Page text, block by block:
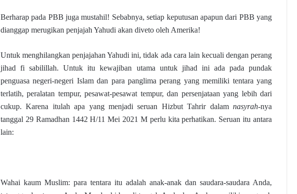
Berharap pada PBB juga mustahil! Sebabnya, setiap keputusan apapun dari PBB yang
dianggap merugikan penjajah Yahudi akan diveto oleh Amerika!
Untuk menghilangkan penjajahan Yahudi ini, tidak ada cara lain kecuali dengan perang
jihad fi sabilillah. Untuk itu kewajiban utama untuk jihad ini ada pada pundak
penguasa negeri-negeri Islam dan para panglima perang yang memiliki tentara yang
terlatih, peralatan tempur, pesawat-pesawat tempur, dan persenjataan yang lebih dari
cukup. Karena itulah apa yang menjadi seruan Hizbut Tahrir dalam nasyrah-nya
tanggal 29 Ramadhan 1442 H/11 Mei 2021 M perlu kita perhatikan. Seruan itu antara
lain:
Wahai kaum Muslim: para tentara itu adalah anak-anak dan saudara-saudara Anda,